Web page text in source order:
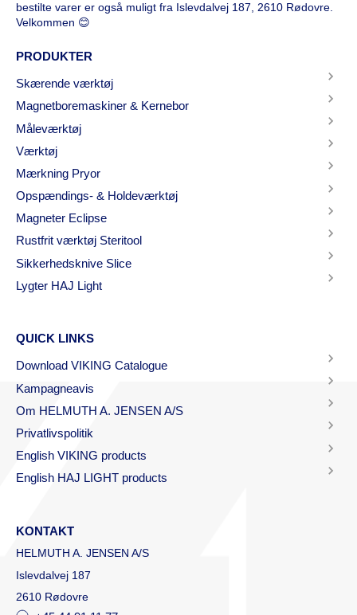
bestilte varer er også muligt fra Islevdalvej 187, 2610 Rødovre.
Velkommen 😊
PRODUKTER
Skærende værktøj
Magnetboremaskiner & Kernebor
Måleværktøj
Værktøj
Mærkning Pryor
Opspændings- & Holdeværktøj
Magneter Eclipse
Rustfrit værktøj Steritool
Sikkerhedsknive Slice
Lygter HAJ Light
QUICK LINKS
Download VIKING Catalogue
Kampagneavis
Om HELMUTH A. JENSEN A/S
Privatlivspolitik
English VIKING products
English HAJ LIGHT products
KONTAKT
HELMUTH A. JENSEN A/S
Islevdalvej 187
2610 Rødovre